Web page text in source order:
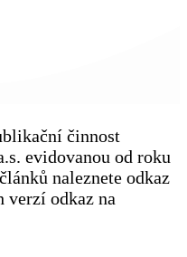
činnost
evidovanou od roku
naleznete odkaz
verzí odkaz na